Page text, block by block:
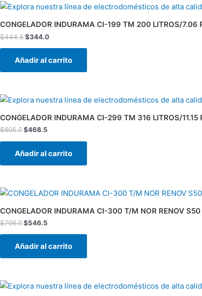
CONGELADOR INDURAMA CI-199 TM 200 LITROS/
$444.5
El
original
era:
$444.5.
$344.0
El
actual
es:
$344.0.
Añadir al carrito
CONGELADOR INDURAMA CI-299 TM 316 LITROS/
$605.0
El
original
era:
$605.0.
$468.5
El
actual
es:
Añadir al carrito
CONGELADOR INDURAMA CI-300 T/M NOR RENOV
$706.0
El
precio
original
era:
$706.0.
$546.5
El
precio
actual
es:
Añadir al carrito
El
El